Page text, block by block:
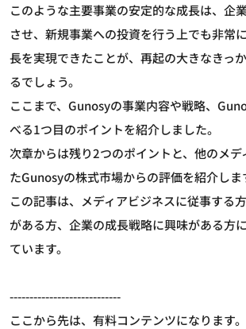
このような主要事業の安定的な成長は、企
させ、新規事業への投資を行う上でも非常
長を実現できたことが、再起の大きなきっ
るでしょう。
ここまで、Gunosyの事業内容や戦略、
べる1つ目のポイントを紹介しました。
次章からは残り2つのポイントと、他のメデ
たGunosyの株式市場からの評価を紹介しま
この記事は、メディアビジネスに従事する
がある方、企業の成長戦略に興味がある方
ています。
----------------------------
ここから先は、有料コンテンツになります